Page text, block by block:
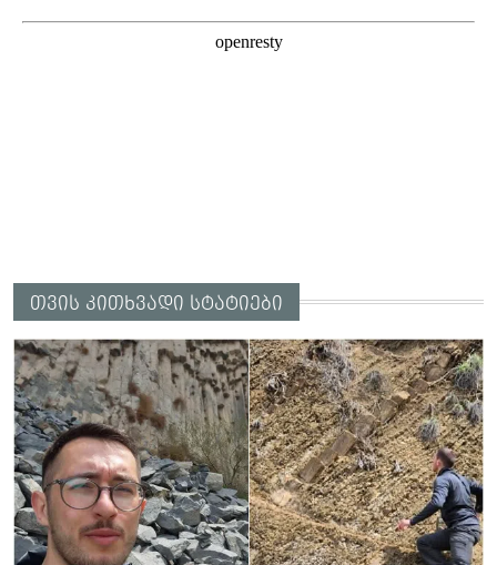
თვის კითხვადი სტატიები